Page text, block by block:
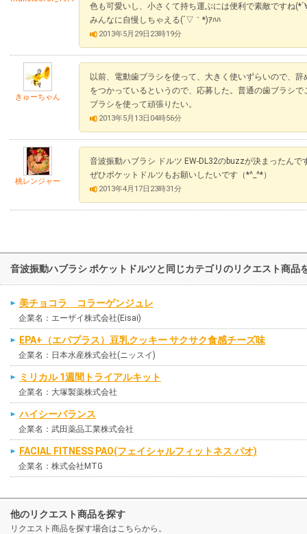
色も可愛いし、小さくて持ち運ぶには便利で素敵ですね
みんなに自慢しちゃえる(´▽｀*)ｱﾊﾊ
2013年5月29日23時19分
きゅーちゃん
以前、電動歯ブラシを使って、大きく使いずらいので、
をつかっているというので、応募した。普通の歯ブラシ
ブラシを使って頑張りたい。
2013年5月13日04時56分
桃レンジャー
音波振動ハブラシ ドルツ EW-DL32のbuzzが決まったんで
ぜひポケットドルツもお願いしたいです（*^_^*）
2013年4月17日23時31分
音波振動ハブラシ ポケットドルツと同じカテゴリのリクエスト商品
美チョコラ コラーゲンジュレ
企業名：エーザイ株式会社(Eisai)
EPA+（エパプラス）豆乳クッキー サクサク食感チーズ味
企業名：日本水産株式会社(ニッスイ)
ミリカル 1週間トライアルキット
企業名：大塚製薬株式会社
ハイシーバランス
企業名：武田薬品工業株式会社
FACIAL FITNESS PAO(フェイシャルフィットネス パオ)
企業名：株式会社MTG
他のリクエスト商品を探す
リクエスト商品を探す場合はこちらから。